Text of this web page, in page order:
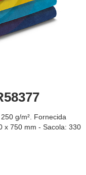
g/m². Fornecida
x 750 mm - Sacola: 330